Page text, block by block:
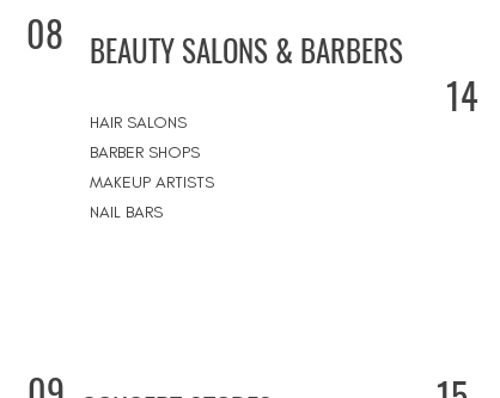
08 BEAUTY SALONS & BARBERS
HAIR SALONS
BARBER SHOPS
MAKEUP ARTISTS
NAIL BARS
14